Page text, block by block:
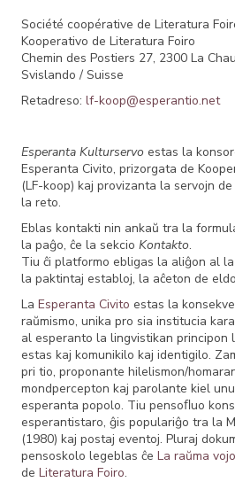
Société coopérative de Literatura
Kooperativo de Literatura Foiro
Chemin des Postiers 27, 2300 La
Svislando / Suisse
Retadreso: lf-koop@esperantio.net
Esperanta Kulturservo estas la
Esperanta Civito, prizorgata de
(LF-koop) kaj provizanta la servojn
la reto.
Eblas kontakti nin ankaŭ tra la
la paĝo, ĉe la sekcio Kontakto.
Tiu ĉi platformo ebligas la aliĝon al
la paktintaj establoj, la aĉeton de
La Esperanta Civito estas la
raŭmismo, unika pro sia institucia
al esperanto la lingvistikan principon
estas kaj komunikilo kaj identigilo.
pri tio, proponante hilelismon/
mondpercepton kaj parolante kiel
esperanta popolo. Tiu pensoﬂuo
esperantistaro, ĝis populariĝo tra la
(1980) kaj postaj eventoj. Pluraj
pensoskolo legeblas ĉe La raŭma vojo
de Literatura Foiro.